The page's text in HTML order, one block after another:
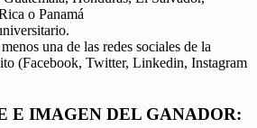
o Panamá
una de las redes sociales de la
(Facebook, Twitter, Linkedin, Instagram
E IMAGEN DEL GANADOR: